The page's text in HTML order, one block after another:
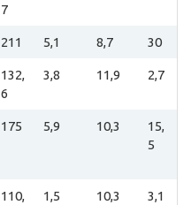
7
211 5,1 8,7 30
132,
6
3,8 11,9 2,7
175 5,9 10,3
15,
5
110,
1,5 10,3 3,1